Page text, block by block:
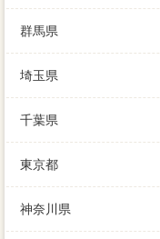
かかるお金を知り、
残っていたとして
を出してみましょう
ります。同じ業者に
で、白紙解除の一生
除を良く見せること
群馬県
埼玉県
千葉県
東京都
神奈川県